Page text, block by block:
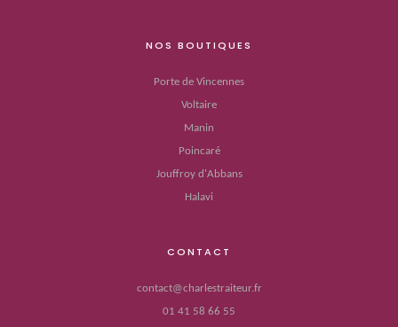
NOS BOUTIQUES
Porte de Vincennes
Voltaire
Manin
Poincaré
Jouffroy d'Abbans
Halavi
CONTACT
contact@charlestraiteur.fr
01 41 58 66 55